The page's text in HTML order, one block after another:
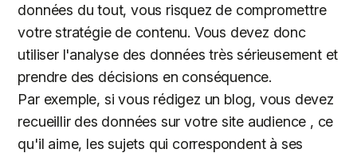
données du tout, vous risquez de compromettre
votre stratégie de contenu. Vous devez donc
utiliser l'analyse des données très sérieusement et
prendre des décisions en conséquence.
Par exemple, si vous rédigez un blog, vous devez
recueillir des données sur votre site audience , ce
qu'il aime, les sujets qui correspondent à ses